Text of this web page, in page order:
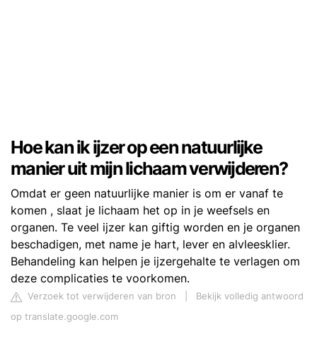
Hoe kan ik ijzer op een natuurlijke
manier uit mijn lichaam verwijderen?
Omdat er geen natuurlijke manier is om er vanaf te
komen , slaat je lichaam het op in je weefsels en
organen. Te veel ijzer kan giftig worden en je organen
beschadigen, met name je hart, lever en alvleesklier.
Behandeling kan helpen je ijzergehalte te verlagen om
deze complicaties te voorkomen.
Verzoek tot verwijderen van bron
Bekijk volledig antwoord
op translate.google.com